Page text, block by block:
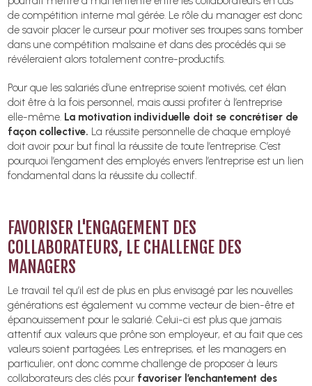
de compétition interne mal gérée. Le rôle du manager est donc
de savoir placer le curseur pour motiver ses troupes sans tomber
dans une compétition malsaine et dans des procédés qui se
révéleraient alors totalement contre-productifs.
Pour que les salariés d’une entreprise soient motivés, cet élan
doit être à la fois personnel, mais aussi profiter à l’entreprise
elle-même. La motivation individuelle doit se concrétiser de
façon collective. La réussite personnelle de chaque employé
doit avoir pour but final la réussite de toute l’entreprise. C’est
pourquoi l’engament des employés envers l’entreprise est un lien
fondamental dans la réussite du collectif.
FAVORISER L'ENGAGEMENT DES
COLLABORATEURS, LE CHALLENGE DES
MANAGERS
Le travail tel qu’il est de plus en plus envisagé par les nouvelles
générations est également vu comme vecteur de bien-être et
épanouissement pour le salarié. Celui-ci est plus que jamais
attentif aux valeurs que prône son employeur, et au fait que ces
valeurs soient partagées. Les entreprises, et les managers en
particulier, ont donc comme challenge de proposer à leurs
collaborateurs des clés pour favoriser l’enchantement des